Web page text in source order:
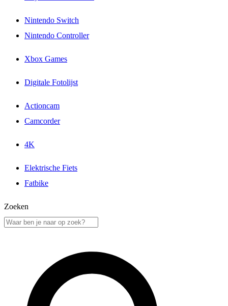
Nintendo Switch
Nintendo Controller
Xbox Games
Digitale Fotolijst
Actioncam
Camcorder
4K
Elektrische Fiets
Fatbike
Zoeken